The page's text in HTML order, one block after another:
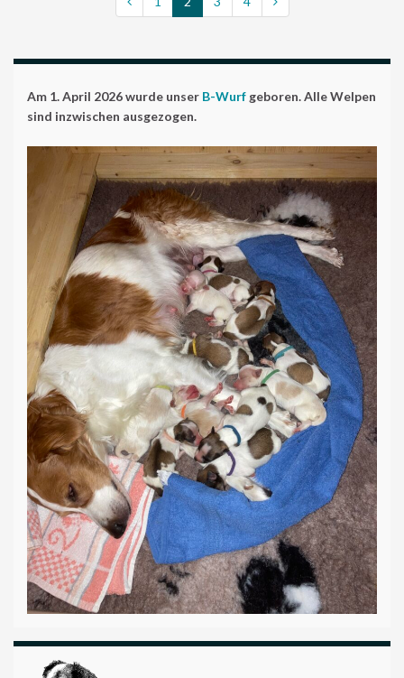
Am 1. April 2026 wurde unser B-Wurfgeboren. Alle Welpen
sind inzwischen ausgezogen.